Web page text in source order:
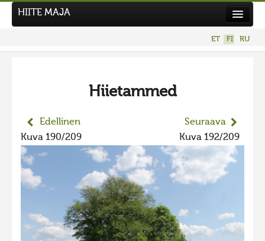
HIITE MAJA
ET FI RU
Hiietammed
Edellinen
Kuva 190/209
Seuraava
Kuva 192/209